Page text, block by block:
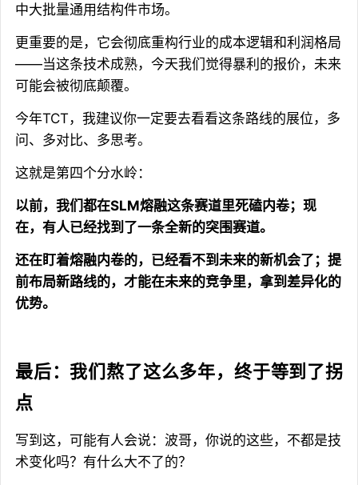
中大批量通用结构件市场。
更重要的是，它会彻底重构行业的成本逻辑和利润格局
——当这条技术成熟，今天我们觉得暴利的报价，未来
可能会被彻底颠覆。
今年TCT，我建议你一定要去看看这条路线的展位，多
问、多对比、多思考。
这就是第四个分水岭：
以前，我们都在SLM熔融这条赛道里死磕内卷；现
在，有人已经找到了一条全新的突围赛道。
还在盯着熔融内卷的，已经看不到未来的新机会了；提
前布局新路线的，才能在未来的竞争里，拿到差异化的
优势。
最后：我们熬了这么多年，终于等到了拐
点
写到这，可能有人会说：波哥，你说的这些，不都是技
术变化吗？有什么大不了的？